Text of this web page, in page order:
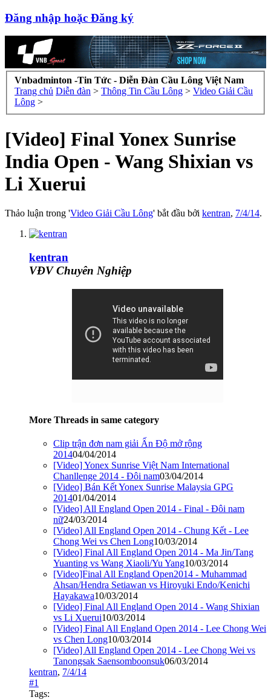
Đăng nhập hoặc Đăng ký
Vnbadminton -Tin Tức - Diễn Đàn Cầu Lông Việt Nam
Trang chủ Diễn đàn > Thông Tin Cầu Lông > Video Giải Cầu
Lông >
[Video] Final Yonex Sunrise
India Open - Wang Shixian vs
Li Xuerui
Thảo luận trong 'Video Giải Cầu Lông' bắt đầu bởi kentran, 7/4/14.
kentran
VĐV Chuyên Nghiệp
More Threads in same category
Clip trận đơn nam giải Ấn Độ mở rộng
201404/04/2014
[Video] Yonex Sunrise Việt Nam International
Chanllenge 2014 - Đôi nam03/04/2014
[Video] Bán Kết Yonex Sunrise Malaysia GPG
201401/04/2014
[Video] All England Open 2014 - Final - Đôi nam
nữ24/03/2014
[Video] All England Open 2014 - Chung Kết - Lee
Chong Wei vs Chen Long10/03/2014
[Video] Final All England Open 2014 - Ma Jin/Tang
Yuanting vs Wang Xiaoli/Yu Yang10/03/2014
[Video]Final All England Open2014 - Muhammad
Ahsan/Hendra Setiawan vs Hiroyuki Endo/Kenichi
Hayakawa10/03/2014
[Video] Final All England Open 2014 - Wang Shixian
vs Li Xuerui10/03/2014
[Video] Final All England Open 2014 - Lee Chong Wei
vs Chen Long10/03/2014
[Video] All England Open 2014 - Lee Chong Wei vs
Tanongsak Saensomboonsuk06/03/2014
kentran, 7/4/14
#1
Tags: